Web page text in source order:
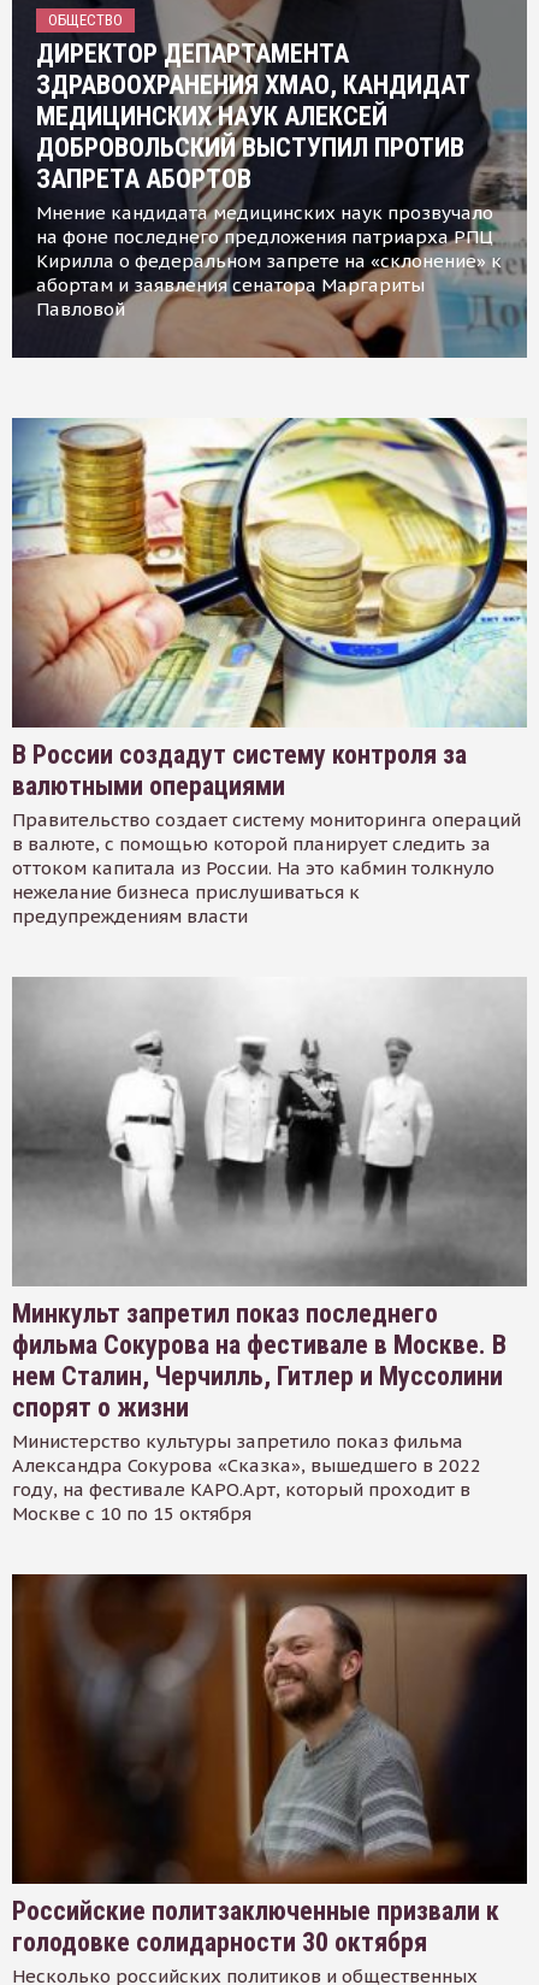
ОБЩЕСТВО
ДИРЕКТОР ДЕПАРТАМЕНТА
ЗДРАВООХРАНЕНИЯ ХМАО, КАНДИДАТ
МЕДИЦИНСКИХ НАУК АЛЕКСЕЙ
ДОБРОВОЛЬСКИЙ ВЫСТУПИЛ ПРОТИВ
ЗАПРЕТА АБОРТОВ
Мнение кандидата медицинских наук прозвучало
на фоне последнего предложения патриарха РПЦ
Кирилла о федеральном запрете на «склонение» к
абортам и заявления сенатора Маргариты
Павловой
В России создадут систему контроля за
валютными операциями
Правительство создает систему мониторинга операций
в валюте, с помощью которой планирует следить за
оттоком капитала из России. На это кабмин толкнуло
нежелание бизнеса прислушиваться к
предупреждениям власти
Минкульт запретил показ последнего
фильма Сокурова на фестивале в Москве. В
нем Сталин, Черчилль, Гитлер и Муссолини
спорят о жизни
Министерство культуры запретило показ фильма
Александра Сокурова «Сказка», вышедшего в 2022
году, на фестивале КАРО.Арт, который проходит в
Москве с 10 по 15 октября
Российские политзаключенные призвали к
голодовке солидарности 30 октября
Несколько российских политиков и общественных